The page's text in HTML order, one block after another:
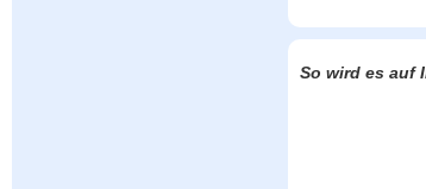
So wird es auf